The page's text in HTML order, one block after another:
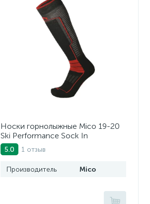
Носки горнолыжные Mico 19-20
Ski Performance Sock In
Polypropylene Nero Rosso
5.0 1 отзыв
Производитель Mico